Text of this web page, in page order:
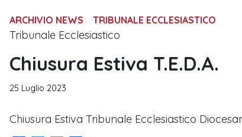
ARCHIVIO NEWS TRIBUNALE ECCLESIASTICO
Tribunale Ecclesiastico
Chiusura Estiva T.E.D.A.
25 Luglio 2023
Chiusura Estiva Tribunale Ecclesiastico